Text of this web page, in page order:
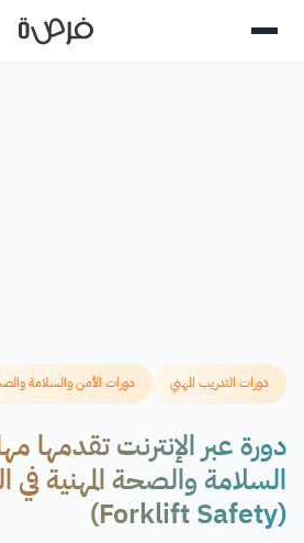
دورات التدريب المهني دورات الأمن والسلامة
دورة عبر الإنترنت تقدمها
السلامة والصحة المهنية في
(Forklift Safety)